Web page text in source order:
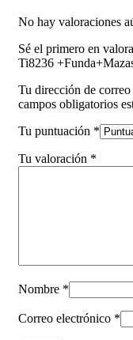
No hay valoraciones
Sé el primero en
Ti8236
Tu dirección de
campos obligatorios
Tu puntuación *
Tu valoración *
Nombre *
Correo electrónico *